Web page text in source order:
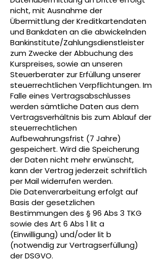
nicht, mit Ausnahme der
Übermittlung der Kreditkartendaten
und Bankdaten an die abwickelnden
Bankinstitute/Zahlungsdienstleister
zum Zwecke der Abbuchung des
Kurspreises, sowie an unseren
Steuerberater zur Erfüllung unserer
steuerrechtlichen Verpflichtungen. Im
Falle eines Vertragsabschlusses
werden sämtliche Daten aus dem
Vertragsverhältnis bis zum Ablauf der
steuerrechtlichen
Aufbewahrungsfrist (7 Jahre)
gespeichert. Wird die Speicherung
der Daten nicht mehr erwünscht,
kann der Vertrag jederzeit schriftlich
per Mail widerrufen werden.
Die Datenverarbeitung erfolgt auf
Basis der gesetzlichen
Bestimmungen des § 96 Abs 3 TKG
sowie des Art 6 Abs 1 lit a
(Einwilligung) und/oder lit b
(notwendig zur Vertragserfüllung)
der DSGVO.